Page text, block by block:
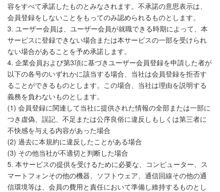
容をすべて承諾したものとみなされます。不承諾の意思表示は、
会員登録をしないことをもってのみ認められるものとします。
3. ユーザー会員は、ユーザー会員が就職できる時期によって、本
サービスに登録できない場合または本サービスの一部を受けられ
ない場合があることを予め承諾します。
4. 企業会員および第3項に基づきユーザー会員登録を申請した者が
以下の各号のいずれかに該当する場合、当社は会員登録を拒否す
ることができるものとします。この場合、当社は理由を説明する
義務を負わないものとします。
(1) 会員登録に関連して当社に提供された情報の全部または一部に
つき虚偽、誤記、不足または公序良俗に違反しもしくは第三者に
不快感を与える内容があった場合
(2) 過去に本規約に違反したことがある場合
(3) その他当社が不適切と判断した場合
5. 本サービスの提供を受けるために必要な、コンピューター、ス
マートフォンその他の機器、ソフトウェア、通信回線その他の通
信環境等は、会員の費用と責任において準備し維持するものとし